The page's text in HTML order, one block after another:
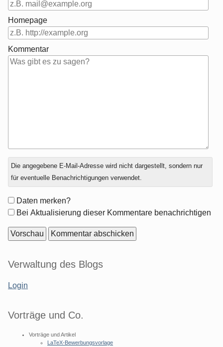
Homepage
Kommentar
Antwort
zu
Die angegebene E-Mail-Adresse wird nicht dargestellt, sondern nur
für eventuelle Benachrichtigungen verwendet.
Formular-
Optionen
Daten merken?
Bei Aktualisierung dieser Kommentare benachrichtigen
Seitenleiste
Verwaltung des Blogs
Login
Vorträge und Co.
Vorträge und Artikel
LaTeX-Bewerbungsvorlage